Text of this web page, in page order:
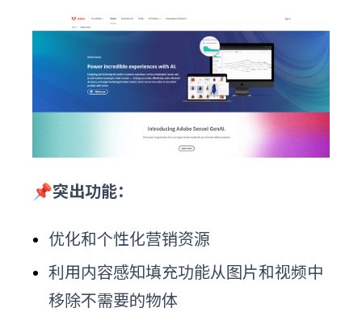
📌突出功能：
优化和个性化营销资源
利用内容感知填充功能从图片和视频中
移除不需要的物体